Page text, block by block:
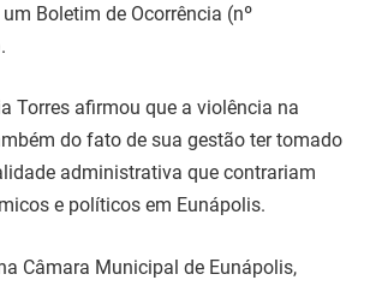
Boletim de Ocorrência (nº
Torres afirmou que a violência na
do fato de sua gestão ter tomado
administrativa que contrariam
e políticos em Eunápolis.
Câmara Municipal de Eunápolis,